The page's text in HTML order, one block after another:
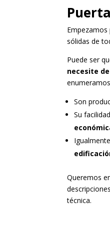
sólidas de
Puede ser
necesite
Son
Su
Queremos
técnica.